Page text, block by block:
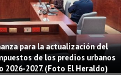
para la actualización del
de los predios urbanos
2027. (Foto El Heraldo)